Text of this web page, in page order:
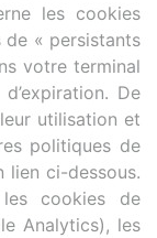
les cookies
« persistants
votre terminal
De
utilisation et
politiques de
lien ci-dessous.
cookies de
Analytics), les